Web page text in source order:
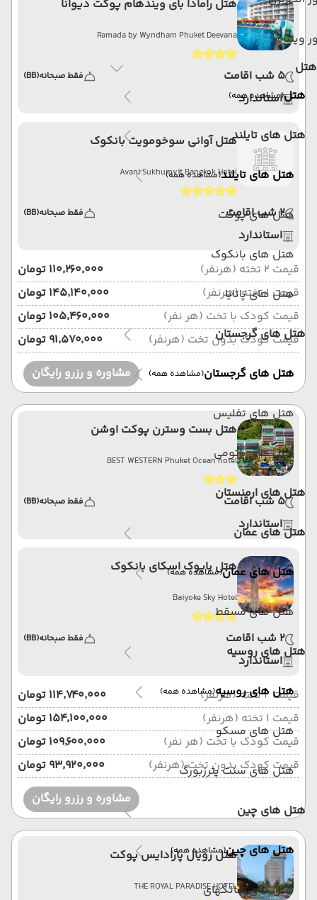
ویتنام
هتل
هتل(مشاهده همه)
هتل های تایلند
هتل های تایلند(مشاهده همه)
هتل های پوکت
هتل های بانکوک
هتل های پاتایا
هتل های گرجستان
هتل های گرجستان(مشاهده همه)
هتل های تفلیس
هتل های باتومی
هتل های ارمنستان
هتل های عمان
هتل های عمان(مشاهده همه)
هتل های مسقط
هتل های روسیه
هتل های روسیه(مشاهده همه)
هتل های مسکو
هتل های سنت پترزبورگ
هتل های چین
هتل های چین(مشاهده همه)
هتل های شانگهای
هتل رامادا بای ویندهام پوکت دیوانا
Ramada by Wyndham Phuket Deevana
5 شب اقامت فقط صبحانه(BB)
استاندارد
هتل آوانی سوخومویت بانکوک
Avani Sukhumvit Bangkok Hotel
2 شب اقامت فقط صبحانه(BB)
استاندارد
قیمت 2 تخته (هرنفر)
۱۱۰٬۲۶۰٬۰۰۰ تومان
قیمت 1 تخته (هرنفر)
۱۴۵٬۱۴۰٬۰۰۰ تومان
قیمت کودک با تخت (هر نفر)
۱۰۵٬۴۶۰٬۰۰۰ تومان
قیمت کودک بدون تخت (هرنفر)
۹۱٬۵۷۰٬۰۰۰ تومان
مشاوره و رزرو رایگان
هتل بست وسترن پوکت اوشن
BEST WESTERN Phuket Ocean hotel
5 شب اقامت فقط صبحانه(BB)
استاندارد
هتل بایوک اسکای بانکوک
Baiyoke Sky Hotel
2 شب اقامت فقط صبحانه(BB)
استاندارد
قیمت 2 تخته (هرنفر)
۱۱۴٬۷۴۰٬۰۰۰ تومان
قیمت 1 تخته (هرنفر)
۱۵۴٬۱۰۰٬۰۰۰ تومان
قیمت کودک با تخت (هر نفر)
۱۰۹٬۶۰۰٬۰۰۰ تومان
قیمت کودک بدون تخت (هرنفر)
۹۳٬۹۲۰٬۰۰۰ تومان
مشاوره و رزرو رایگان
هتل رویال پارادایس پوکت
THE ROYAL PARADISE HOTEL